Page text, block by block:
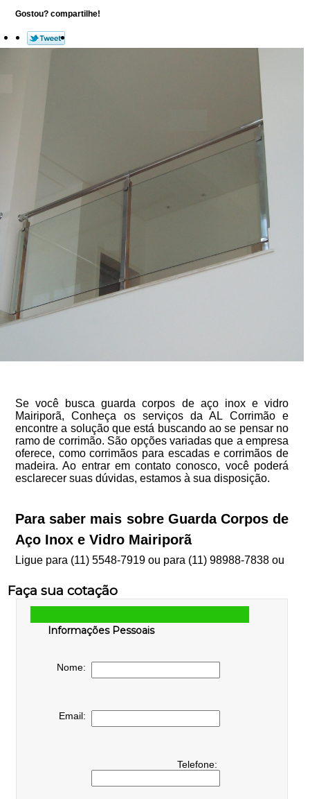
Gostou? compartilhe!
Se você busca guarda corpos de aço inox e vidro
Mairiporã, Conheça os serviços da AL Corrimão e
encontre a solução que está buscando ao se pensar no
ramo de corrimão. São opções variadas que a empresa
oferece, como corrimãos para escadas e corrimãos de
madeira. Ao entrar em contato conosco, você poderá
esclarecer suas dúvidas, estamos à sua disposição.
Para saber mais sobre Guarda Corpos de
Aço Inox e Vidro Mairiporã
Ligue para (11) 5548-7919ou para (11) 98988-7838ou
Faça sua cotação
Informações Pessoais
Nome:
Email:
Telefone: